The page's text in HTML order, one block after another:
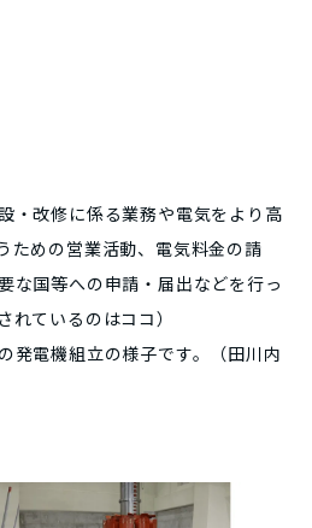
・改修に係る業務や電気をより高
ための営業活動、電気料金の請
な国等への申請・届出などを行っ
れているのはココ）
発電機組立の様子です。（田川内